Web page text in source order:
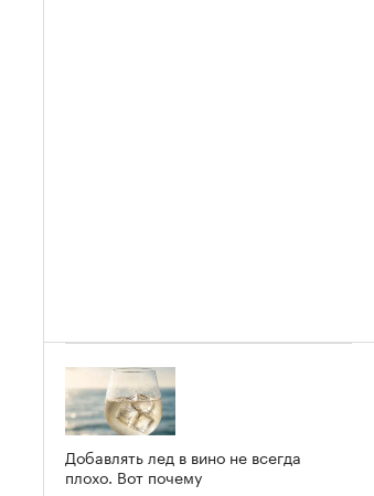
Добавлять лед в вино не всегда
плохо. Вот почему